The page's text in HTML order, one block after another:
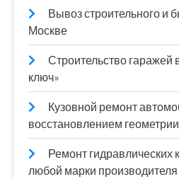
Вывоз строительного и
Москве
Строительство гаражей
ключ»
Кузовной ремонт
восстановлением геометрии
Ремонт гидравлических
любой марки производителя